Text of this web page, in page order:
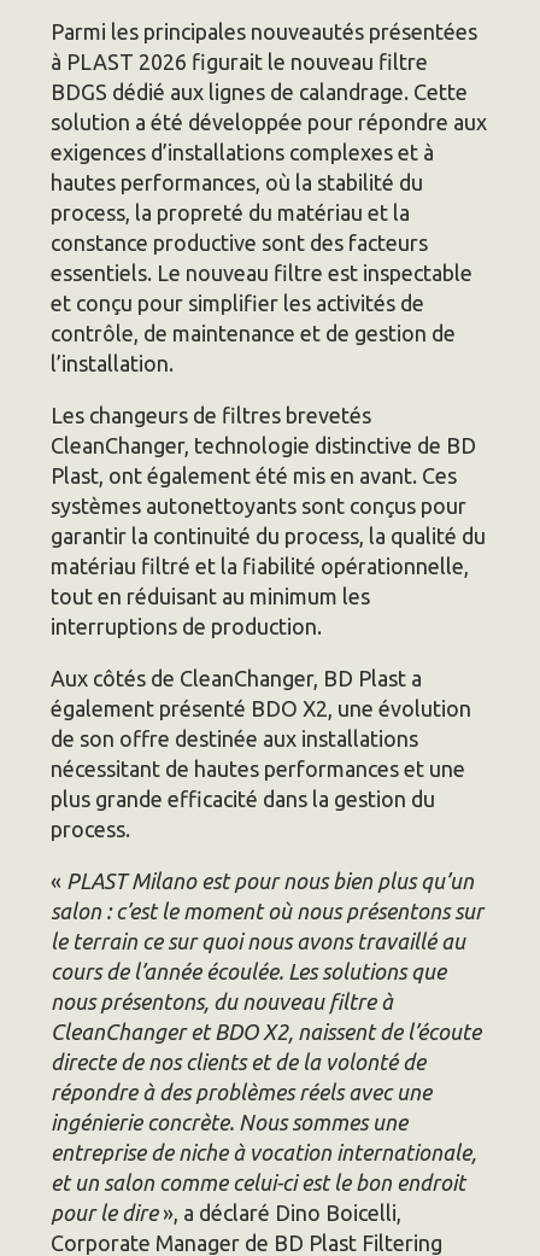
Parmi les principales nouveautés présentées
à PLAST 2026 figurait le nouveau filtre
BDGS dédié aux lignes de calandrage. Cette
solution a été développée pour répondre aux
exigences d’installations complexes et à
hautes performances, où la stabilité du
process, la propreté du matériau et la
constance productive sont des facteurs
essentiels. Le nouveau filtre est inspectable
et conçu pour simplifier les activités de
contrôle, de maintenance et de gestion de
l’installation.
Les changeurs de filtres brevetés
CleanChanger, technologie distinctive de BD
Plast, ont également été mis en avant. Ces
systèmes autonettoyants sont conçus pour
garantir la continuité du process, la qualité du
matériau filtré et la fiabilité opérationnelle,
tout en réduisant au minimum les
interruptions de production.
Aux côtés de CleanChanger, BD Plast a
également présenté BDO X2, une évolution
de son offre destinée aux installations
nécessitant de hautes performances et une
plus grande efficacité dans la gestion du
process.
« PLAST Milano est pour nous bien plus qu’un
salon : c’est le moment où nous présentons sur
le terrain ce sur quoi nous avons travaillé au
cours de l’année écoulée. Les solutions que
nous présentons, du nouveau filtre à
CleanChanger et BDO X2, naissent de l’écoute
directe de nos clients et de la volonté de
répondre à des problèmes réels avec une
ingénierie concrète. Nous sommes une
entreprise de niche à vocation internationale,
et un salon comme celui-ci est le bon endroit
pour le dire », a déclaré Dino Boicelli,
Corporate Manager de BD Plast Filtering